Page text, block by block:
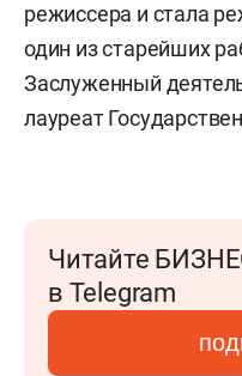
режиссера и стала
один из старейших
Заслуженный
лауреат
Читайте
в Telegram